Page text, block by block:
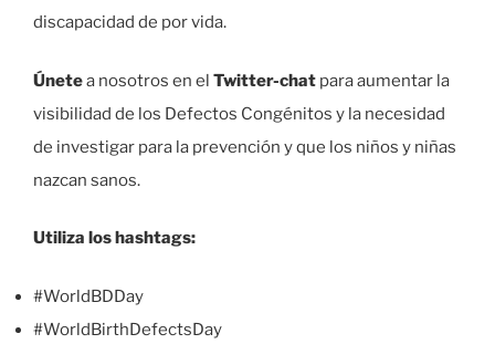
discapacidad de por vida.
Únetea nosotros en el Twitter-chat para aumentar la
visibilidad de los Defectos Congénitos y la necesidad
de investigar para la prevención y que los niños y niñas
nazcan sanos.
Utiliza los hashtags:
#WorldBDDay
#WorldBirthDefectsDay